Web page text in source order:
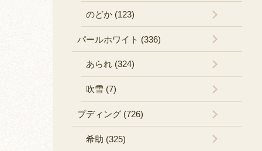
のどか (123)
パールホワイト (336)
あられ (324)
吹雪 (7)
プディング (726)
希助 (325)